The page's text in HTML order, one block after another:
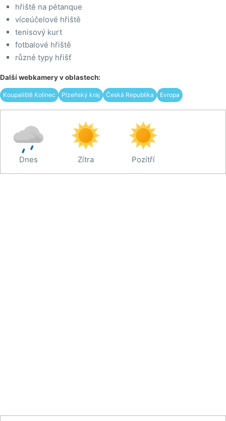
hřiště na pétanque
víceúčelové hřiště
tenisový kurt
fotbalové hřiště
různé typy hřišť
Další webkamery v oblastech:
Koupaliště Kolinec Plzeňský kraj Česká Republika Evropa
Dnes Zítra Pozítří